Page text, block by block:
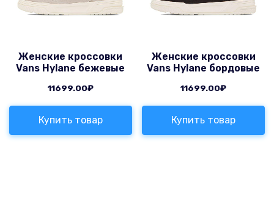
Женские кроссовки
Vans Hylane бежевые
11699.00₽
Купить товар
Женские кроссовки
Vans Hylane бордовые
11699.00₽
Купить товар